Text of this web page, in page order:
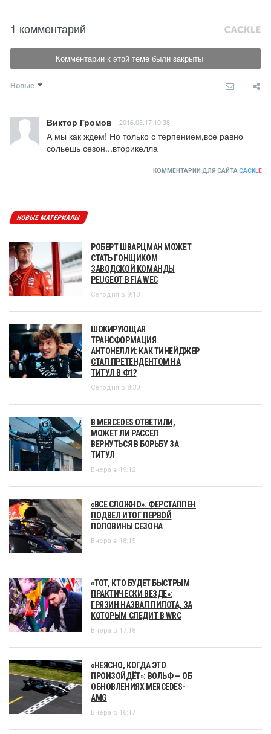
1 комментарий
Комментарии к этой теме были закрыты
Новые
Виктор Громов 2016.03.17 10:38
А мы как ждем! Но только с терпением,все равно
сольешь сезон...вторикелла
КОММЕНТАРИИ ДЛЯ САЙТА CACKLE
НОВЫЕ МАТЕРИАЛЫ
РОБЕРТ ШВАРЦМАН МОЖЕТ
СТАТЬ ГОНЩИКОМ
ЗАВОДСКОЙ КОМАНДЫ
PEUGEOT В FIA WEC
Сегодня в 9:10
ШОКИРУЮЩАЯ
ТРАНСФОРМАЦИЯ
АНТОНЕЛЛИ: КАК ТИНЕЙДЖЕР
СТАЛ ПРЕТЕНДЕНТОМ НА
ТИТУЛ В Ф1?
Сегодня в 8:30
В MERCEDES ОТВЕТИЛИ,
МОЖЕТ ЛИ РАССЕЛ
ВЕРНУТЬСЯ В БОРЬБУ ЗА
ТИТУЛ
Вчера в 19:12
«ВСЕ СЛОЖНО». ФЕРСТАППЕН
ПОДВЕЛ ИТОГ ПЕРВОЙ
ПОЛОВИНЫ СЕЗОНА
Вчера в 18:15
«ТОТ, КТО БУДЕТ БЫСТРЫМ
ПРАКТИЧЕСКИ ВЕЗДЕ»:
ГРЯЗИН НАЗВАЛ ПИЛОТА, ЗА
КОТОРЫМ СЛЕДИТ В WRC
Вчера в 17:18
«НЕЯСНО, КОГДА ЭТО
ПРОИЗОЙДЁТ»: ВОЛЬФ — ОБ
ОБНОВЛЕНИЯХ MERCEDES-
AMG
Вчера в 16:17